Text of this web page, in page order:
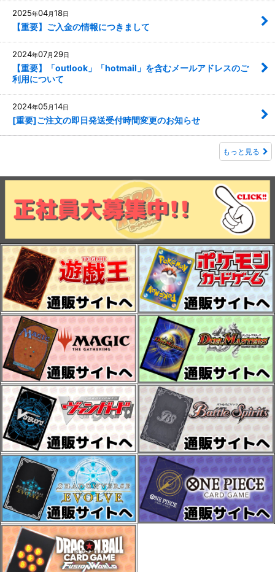
2025年04月18日
【重要】ご入金の情報につきまして
2024年07月 29日
【重要】「outlook」「hotmail」を含むメールアドレスのご
利用について
2024年05 月14日
[重要]ご注文の即日発送受付時間変更のお知らせ
もっと見る